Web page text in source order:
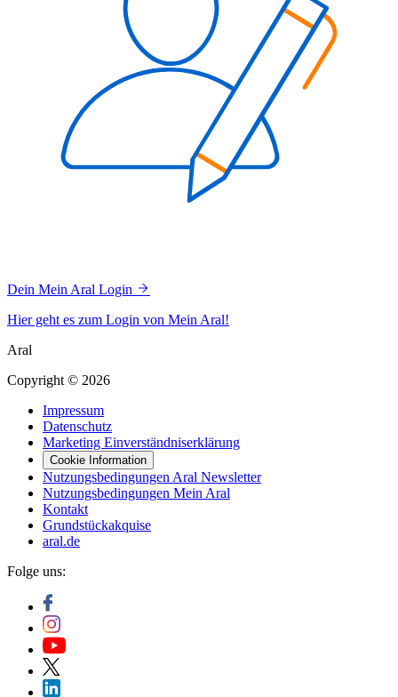
Dein Mein Aral Login
Hier geht es zum Login von Mein Aral!
Aral
Copyright © 2026
Impressum
Datenschutz
Marketing Einverständniserklärung
Cookie Information
Nutzungsbedingungen Aral Newsletter
Nutzungsbedingungen Mein Aral
Kontakt
Grundstückakquise
aral.de
Folge uns: